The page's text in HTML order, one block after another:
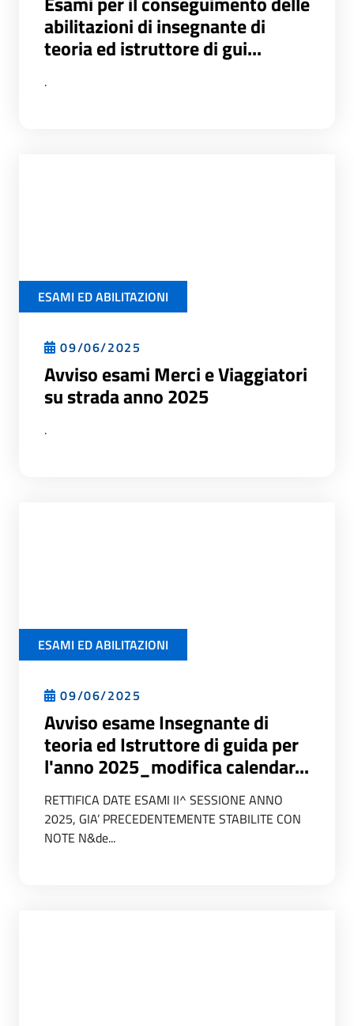
abilitazioni di insegnante di
teoria ed istruttore di gui...
.
ESAMI ED ABILITAZIONI
09/06/2025
Avviso esami Merci e Viaggiatori
su strada anno 2025
.
ESAMI ED ABILITAZIONI
09/06/2025
Avviso esame Insegnante di
teoria ed Istruttore di guida per
l'anno 2025_modifica calendar...
RETTIFICA DATE ESAMI II^ SESSIONE ANNO
2025, GIA’ PRECEDENTEMENTE STABILITE CON
NOTE N&de...